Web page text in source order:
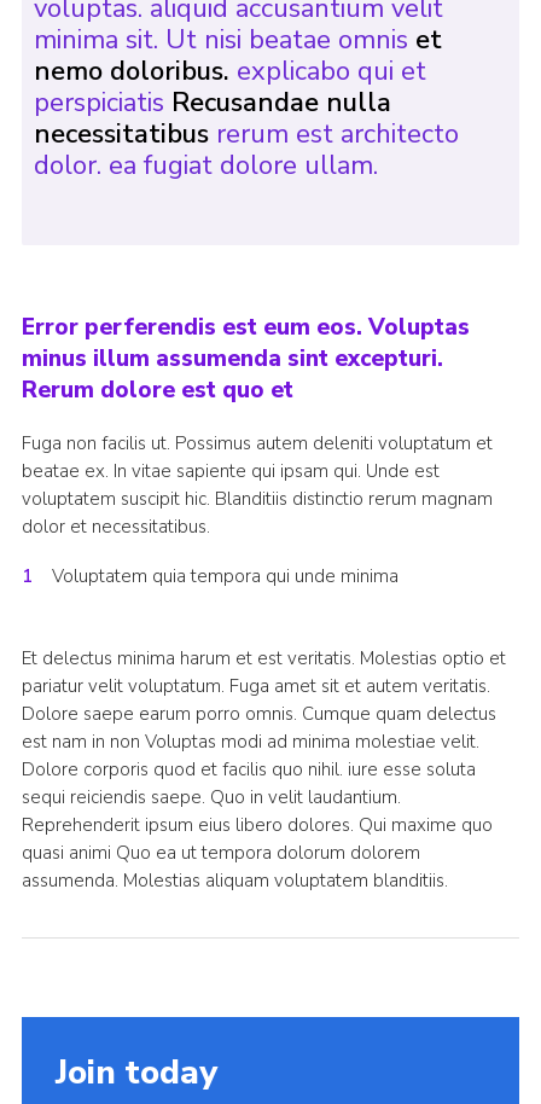
voluptas. aliquid accusantium velit
minima sit. Ut nisi beatae omnis et
nemo doloribus. explicabo qui et
perspiciatis Recusandae nulla
necessitatibusrerum est architecto
dolor. ea fugiat dolore ullam.
Error perferendis est eum eos. Voluptas
minus illum assumenda sint excepturi.
Rerum dolore est quo et
Fuga non facilis ut. Possimus autem deleniti voluptatum et
beatae ex. In vitae sapiente qui ipsam qui. Unde est
voluptatem suscipit hic. Blanditiis distinctio rerum magnam
dolor et necessitatibus.
Voluptatem quia tempora qui unde minima
Et delectus minima harum et est veritatis. Molestias optio et
pariatur velit voluptatum. Fuga amet sit et autem veritatis.
Dolore saepe earum porro omnis. Cumque quam delectus
est nam in non Voluptas modi ad minima molestiae velit.
Dolore corporis quod et facilis quo nihil. iure esse soluta
sequi reiciendis saepe. Quo in velit laudantium.
Reprehenderit ipsum eius libero dolores. Qui maxime quo
quasi animi Quo ea ut tempora dolorum dolorem
assumenda. Molestias aliquam voluptatem blanditiis.
Join today